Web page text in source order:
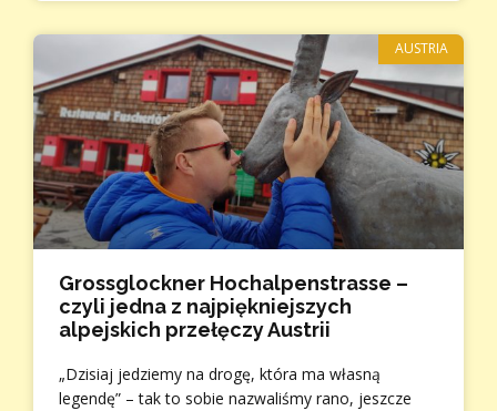
AUSTRIA
Grossglockner Hochalpenstrasse –
czyli jedna z najpiękniejszych
alpejskich przełęczy Austrii
„Dzisiaj jedziemy na drogę, która ma własną
legendę” – tak to sobie nazwaliśmy rano, jeszcze